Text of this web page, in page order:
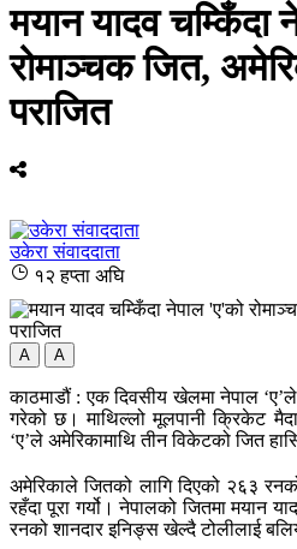
मयान यादव चम्किँदा
रोमाञ्चक जित,
पराजित
उकेरा संवाददाता
१२ हप्ता अघि
A A
काठमाडौं : एक दिवसीय खेलमा नेपाल
गरेको छ। माथिल्लो मूलपानी क्रिकेट
‘ए’ले अमेरिकामाथि तीन विकेटको जित
अमेरिकाले जितको लागि दिएको २६३
रहँदा पूरा गर्यो। नेपालको जितमा मयान
रनको शानदार इनिङ्स खेल्दै टोलीलाई